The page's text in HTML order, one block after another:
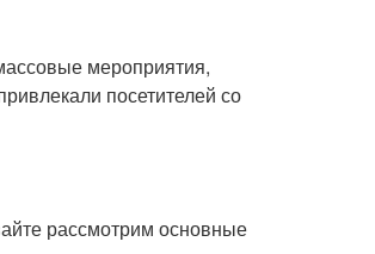
мероприятия,
посетителей со
рассмотрим основные